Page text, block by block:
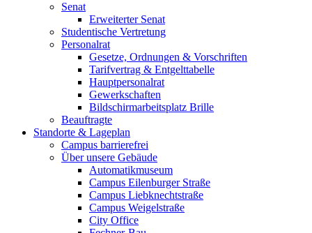
Senat
Erweiterter Senat
Studentische Vertretung
Personalrat
Gesetze, Ordnungen & Vorschriften
Tarifvertrag & Entgelttabelle
Hauptpersonalrat
Gewerkschaften
Bildschirmarbeitsplatz Brille
Beauftragte
Standorte & Lageplan
Campus barrierefrei
Über unsere Gebäude
Automatikmuseum
Campus Eilenburger Straße
Campus Liebknechtstraße
Campus Weigelstraße
City Office